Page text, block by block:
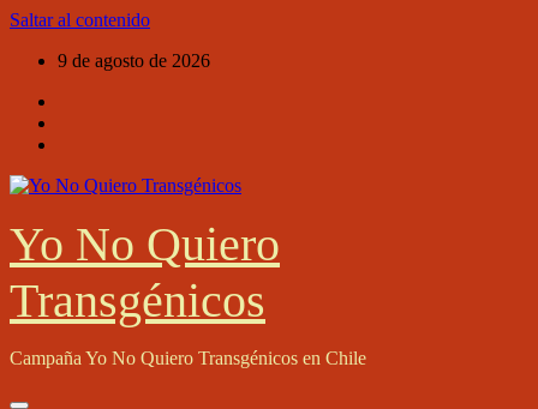
Saltar al contenido
9 de agosto de 2026
Yo No Quiero
Transgénicos
Campaña Yo No Quiero Transgénicos en Chile